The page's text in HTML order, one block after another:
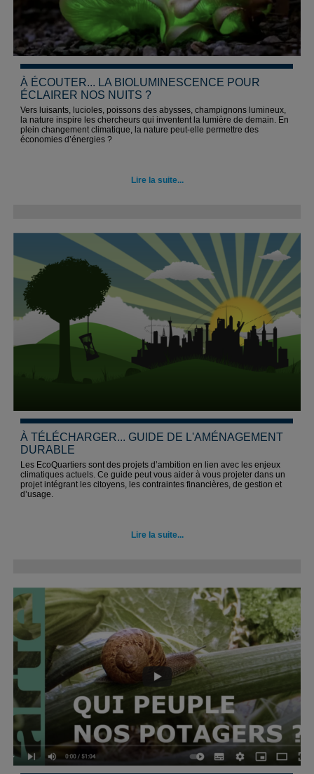
À ÉCOUTER... LA BIOLUMINESCENCE POUR
ÉCLAIRER NOS NUITS ?
Vers luisants, lucioles, poissons des abysses, champignons lumineux,
la nature inspire les chercheurs qui inventent la lumière de demain. En
plein changement climatique, la nature peut-elle permettre des
économies d’énergies ?
Lire la suite...
À TÉLÉCHARGER... GUIDE DE L'AMÉNAGEMENT
DURABLE
Les EcoQuartiers sont des projets d’ambition en lien avec les enjeux
climatiques actuels. Ce guide peut vous aider à vous projeter dans un
projet intégrant les citoyens, les contraintes financières, de gestion et
d’usage.
Lire la suite...